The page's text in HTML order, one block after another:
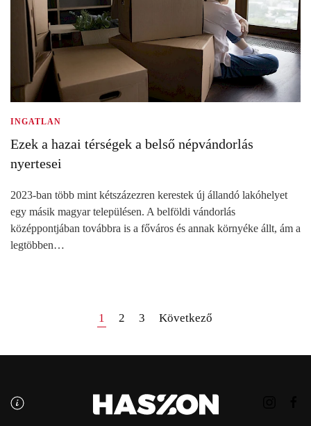
INGATLAN
Ezek a hazai térségek a belső népvándorlás
nyertesei
2023-ban több mint kétszázezren kerestek új állandó lakóhelyet
egy másik magyar településen. A belföldi vándorlás
középpontjában továbbra is a főváros és annak környéke állt, ám a
legtöbben…
1 2 3 Következő